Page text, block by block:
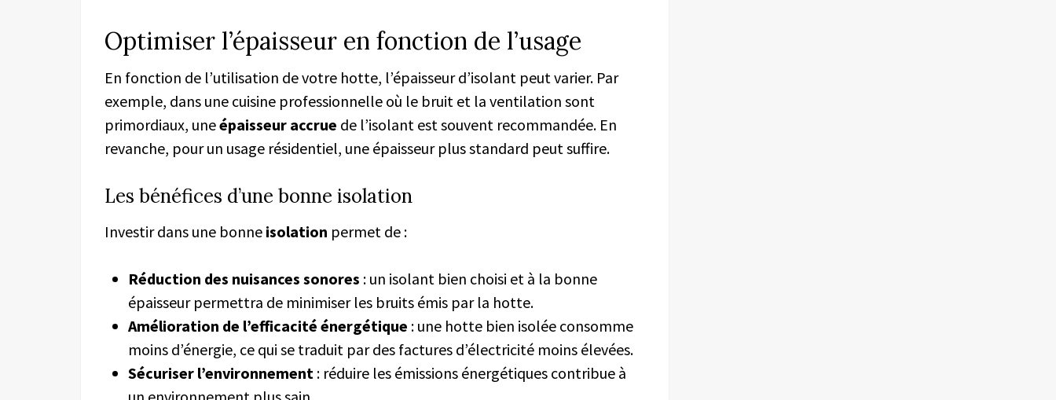
Optimiser l’épaisseur en fonction de l’usage
En fonction de l’utilisation de votre hotte, l’épaisseur d’isolant peut varier. Par
exemple, dans une cuisine professionnelle où le bruit et la ventilation sont
primordiaux, uneépaisseur accrue de l’isolant est souvent recommandée. En
revanche, pour un usage résidentiel, une épaisseur plus standard peut suffire.
Les bénéfices d’une bonne isolation
Investir dans une bonne isolation permet de :
Réduction des nuisances sonores : un isolant bien choisi et à la bonne
épaisseur permettra de minimiser les bruits émis par la hotte.
Amélioration de l’efficacité énergétique : une hotte bien isolée consomme
moins d’énergie, ce qui se traduit par des factures d’électricité moins élevées.
Sécuriser l’environnement : réduire les émissions énergétiques contribue à